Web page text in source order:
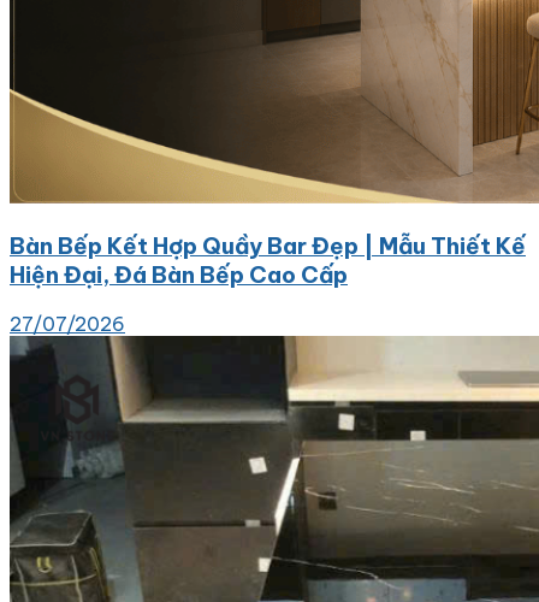
Bàn Bếp Kết Hợp Quầy Bar Đẹp | Mẫu Thiết Kế
Hiện Đại, Đá Bàn Bếp Cao Cấp
27/07/2026